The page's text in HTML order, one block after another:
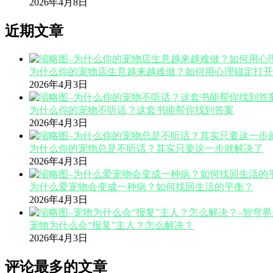
2026年4月8日
近期文章
为什么你的宠物店生意越来越难做？如何用心理锚定打
2026年4月3日
为什么你的宠物不听话？这套书能帮你找到答案
2026年4月3日
为什么你的宠物总是不听话？其实只要这一步就解决了
2026年4月3日
为什么爱宠物会变成一种病？如何找回生活的平衡？
2026年4月3日
宠物为什么会“报复”主人？怎么解决？
2026年4月3日
评论最多的文章